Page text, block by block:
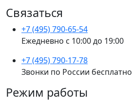
Связаться
+7 (495) 790-65-54
Ежедневно с 10:00 до 19:00
+7 (495) 790-17-78
Звонки по России бесплатно
Режим работы